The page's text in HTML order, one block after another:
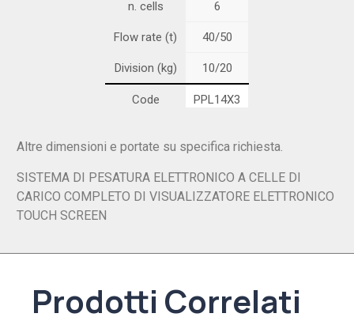
n. cells 6
Flow rate (t) 40/50
Division (kg) 10/20
Code PPL14X3
n. cells 8
Division (kg) 20
Size m 18 x 3
Altre dimensioni e portate su specifica richiesta.
SISTEMA DI PESATURA ELETTRONICO A CELLE DI
CARICO COMPLETO DI VISUALIZZATORE ELETTRONICO
TOUCH SCREEN
Prodotti Correlati